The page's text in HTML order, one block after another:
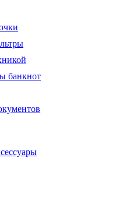
банкнот